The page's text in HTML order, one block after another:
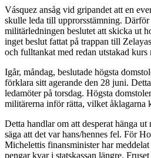
Vásquez ansåg vid gripandet att en
skulle leda till upprorsstämning. Därför
militärledningen beslutet att skicka ut
inget beslut fattat på trappan till
och fulltankat med redan utstakad kurs
Igår, måndag, beslutade högsta
förklara sitt agerande den 28 juni.
ledamöter på torsdag. Högsta
militärerna inför rätta, vilket åklagarna
Detta handlar om att desperat hänga
säga att det var hans/hennes fel. För
Michelettis finansminister har
pengar kvar i statskassan längre.